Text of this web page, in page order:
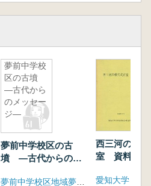
夢前中学校
区の古墳
―古代から
のメッセー
ジ―
夢前中学校区の古
墳 ―古代からのメ
西三河の横
室 資料編